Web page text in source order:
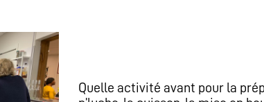
Quelle activité avant pour la